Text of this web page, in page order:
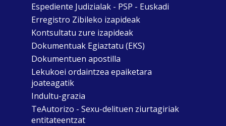
Espediente Judizialak - PSP - Euskadi
Erregistro Zibileko izapideak
Kontsultatu zure izapideak
Dokumentuak Egiaztatu (EKS)
Dokumentuen apostilla
Lekukoei ordaintzea epaiketara
joateagatik
Indultu-grazia
TeAutorizo - Sexu-delituen ziurtagiriak
entitateentzat